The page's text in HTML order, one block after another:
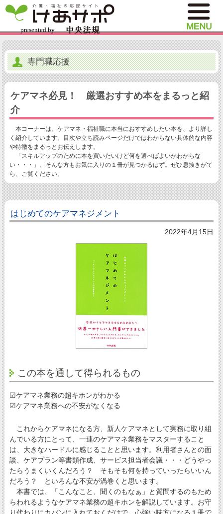
専門職応援
ケアマネ必見！ 厳選おすすめ本をまるっと紹
介
本コーナーは、ケアマネ・福祉職に本当におすすめしたい本を、より詳し
く紹介しています。目次や立ち読みページだけではわからない具体的な内容
や特徴をまるっとお伝えします。
「スキルアップのために本を買いたいけど何を選べばよいかわからな
い・・・」、そんな方もお気に入りの１冊が見つかるはず。ぜひ息抜きがて
ら、ご覧ください。
はじめてのケアマネジメント
2022年4月15日
この本を通して得られるもの
☑ケアマネ業務の超キホンがわかる
☑ケアマネ業務への不安がなくなる
これからケアマネになる方、新人ケアマネとして実務に取り組
んでいる方にとって、一連のケアマネ業務をマスターすること
は、大きなハードルに感じることと思います。利用者さんとの面
談、ケアプラン等書類作成、サービス担当者会議・・・どうやっ
たらうまくいくんだろう？ そもそも何を持っていったらいいん
だろう？ といろんな不安が渦巻くと思います。
本書では、「こんなこと、聞くのもなぁ」と質問するのもため
らわれるようなケアマネ業務の超キホンを解説しています。お守